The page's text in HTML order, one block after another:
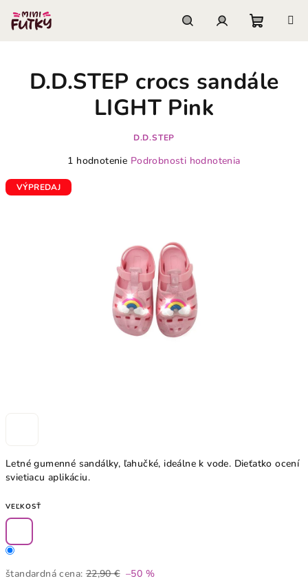
obsah
košík
Letné gumenné sandálky, ľahučké, ideálne k vode. Dieťatko ocení
svietiacu aplikáciu.
VEĽKOSŤ
štandardná cena: 22,90 € –50 %
D.D.STEP crocs sandále
LIGHT Pink
D.D.STEP
Priemerné
produktu
1 hodnotenie Podrobnosti hodnotenia
VÝPREDAJ